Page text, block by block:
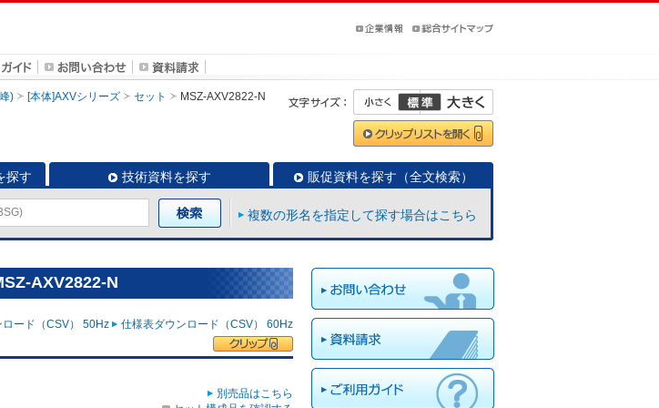
) [本体]AXVシリーズ セット MSZ-AXV2822-N
探す 技術資料を探す 販促資料を探す（全文検索）
複数の形名を指定して探す場合はこちら
AXV2822-N
ード（CSV） 50Hz 仕様表ダウンロード（CSV） 60Hz
別売品はこちら